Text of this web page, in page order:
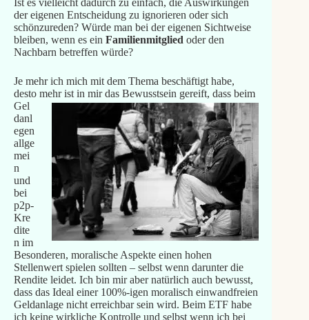
der eigenen Entscheidung zu ignorieren oder sich
schönzureden? Würde man bei der eigenen Sichtweise
bleiben, wenn es ein Familienmitglied oder den
Nachbarn betreffen würde?
Je mehr ich mich mit dem Thema beschäftigt habe,
desto mehr ist in mir das Bewusstsein gereift, dass beim
Gel
danl
egen
allge
mei
n
und
bei
p2p-
Kre
dite
n im
Besonderen, moralische Aspekte einen hohen
Stellenwert spielen sollten – selbst wenn darunter die
Rendite leidet. Ich bin mir aber natürlich auch bewusst,
dass das Ideal einer 100%-igen moralisch einwandfreien
Geldanlage nicht erreichbar sein wird. Beim ETF habe
ich keine wirkliche Kontrolle und selbst wenn ich bei